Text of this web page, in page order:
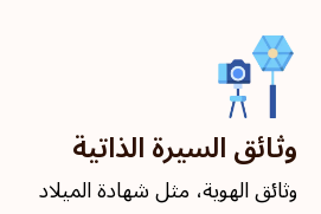
وثائق السيرة الذاتية
وثائق الهوية، مثل شهادة الميلاد